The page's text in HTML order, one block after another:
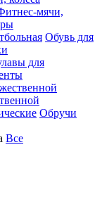
мячи,
Обувь для
для
Обручи
Все